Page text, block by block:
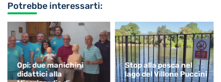
Potrebbe interessarti:
Opi: due manichini
didattici alla
Stop alla pesca nel
lago del Villone Puccini